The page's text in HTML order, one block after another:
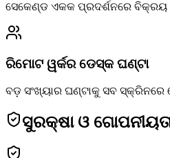
ସେକେଣ୍ଡ ଏକକ ପ୍ରଦର୍ଶନରେ
ରିମୋଟ ୱର୍କର ଡେସ୍କ ଘଣ୍ଟା
ବଡ଼ ସଂଖ୍ୟାର ଘଣ୍ଟାକୁ ସବ ସ୍କ୍ରିନରେ
ସୁରକ୍ଷା ଓ